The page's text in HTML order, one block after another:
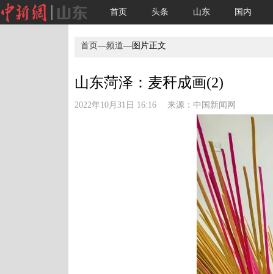
首页 头条 山东 国内
首页—频道—图片正文
山东菏泽：麦秆成画(2)
2022年10月31日 16:16 来源： 中国新闻网